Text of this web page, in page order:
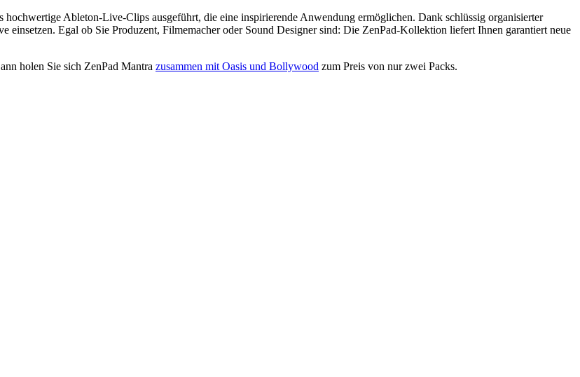
Ableton-Live-Clips ausgeführt, die eine inspirierende Anwendung ermöglichen. Dank schlüssig organisierter
Egal ob Sie Produzent, Filmemacher oder Sound Designer sind: Die ZenPad-Kollektion liefert Ihnen garantiert neue
holen Sie sich ZenPad Mantra zusammen mit Oasis und Bollywood zum Preis von nur zwei Packs.